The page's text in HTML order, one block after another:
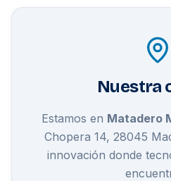
Nuestra
Estamos en Matadero
Chopera 14, 28045
innovación donde